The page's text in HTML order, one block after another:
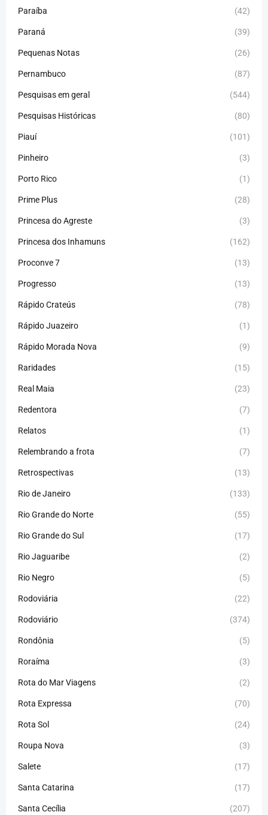
Paraíba (42)
Paraná (39)
Pequenas Notas (26)
Pernambuco (87)
Pesquisas em geral (544)
Pesquisas Históricas (80)
Piauí (101)
Pinheiro (3)
Porto Rico (1)
Prime Plus (28)
Princesa do Agreste (3)
Princesa dos Inhamuns (162)
Proconve 7 (13)
Progresso (13)
Rápido Crateús (78)
Rápido Juazeiro (1)
Rápido Morada Nova (9)
Raridades (15)
Real Maia (23)
Redentora (7)
Relatos (1)
Relembrando a frota (7)
Retrospectivas (13)
Rio de Janeiro (133)
Rio Grande do Norte (55)
Rio Grande do Sul (17)
Rio Jaguaribe (2)
Rio Negro (5)
Rodoviária (22)
Rodoviário (374)
Rondônia (5)
Roraíma (3)
Rota do Mar Viagens (2)
Rota Expressa (70)
Rota Sol (24)
Roupa Nova (3)
Salete (17)
Santa Catarina (17)
Santa Cecília (207)